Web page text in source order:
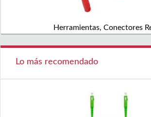
Herramientas, Conectores
Lo más recomendado